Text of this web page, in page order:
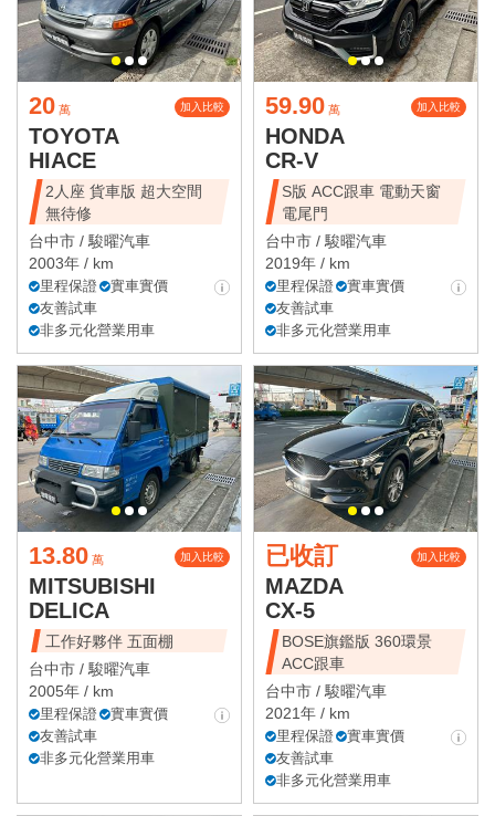
20 萬 加入比較
TOYOTA
HIACE
2人座 貨車版 超大空間
無待修
台中市 /駿曜汽車
2003年 / km
里程保證
實車實價
友善試車
非多元化營業用車
59.90 萬 加入比較
HONDA
CR-V
S版 ACC跟車 電動天窗
電尾門
台中市 /駿曜汽車
2019年 / km
里程保證
實車實價
友善試車
非多元化營業用車
13.80 萬 加入比較
MITSUBISHI
DELICA
工作好夥伴 五面棚
台中市 /駿曜汽車
2005年 / km
里程保證
實車實價
友善試車
非多元化營業用車
已收訂 加入比較
MAZDA
CX-5
BOSE旗鑑版 360環景
ACC跟車
台中市 /駿曜汽車
2021年 / km
里程保證
實車實價
友善試車
非多元化營業用車